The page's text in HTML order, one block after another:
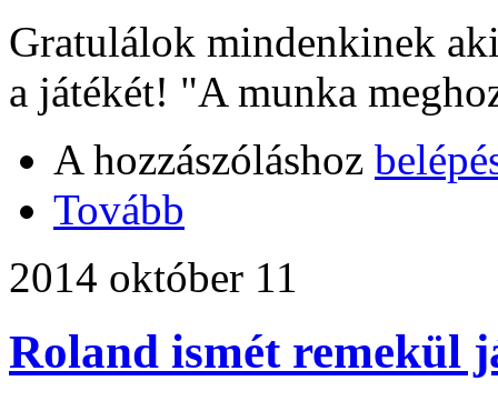
Gratulálok mindenkinek
a játékét! "A munka
A hozzászóláshoz
Tovább
2014 október 11
Roland ismét remekül